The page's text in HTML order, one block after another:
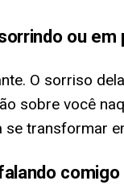
ou em
O sorriso
sobre você
transformar
comigo